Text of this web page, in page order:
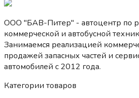
ООО "БАВ-Питер" - автоцентр по
коммерческой и автобусной
Занимаемся реализацией
продажей запасных частей и
автомобилей c 2012 года.
Категории товаров